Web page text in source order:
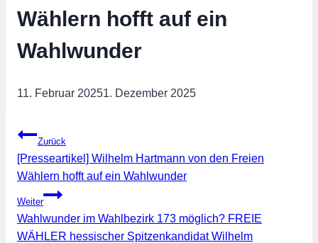
Wählern hofft auf ein
Wahlwunder
11. Februar 20251. Dezember 2025
Beitragsnavigation
Zurück
[Presseartikel] Wilhelm Hartmann von den Freien
Wählern hofft auf ein Wahlwunder
Weiter
Wahlwunder im Wahlbezirk 173 möglich? FREIE
WÄHLER hessischer Spitzenkandidat Wilhelm